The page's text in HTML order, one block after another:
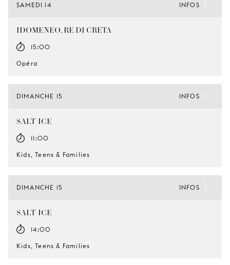
SAMEDI 14
IDOMENEO, RE DI CRETA
15:00
Opéra
INFOS
DIMANCHE 15
SALT-ICE
11:00
Kids, Teens & Families
INFOS
DIMANCHE 15
SALT-ICE
14:00
Kids, Teens & Families
INFOS